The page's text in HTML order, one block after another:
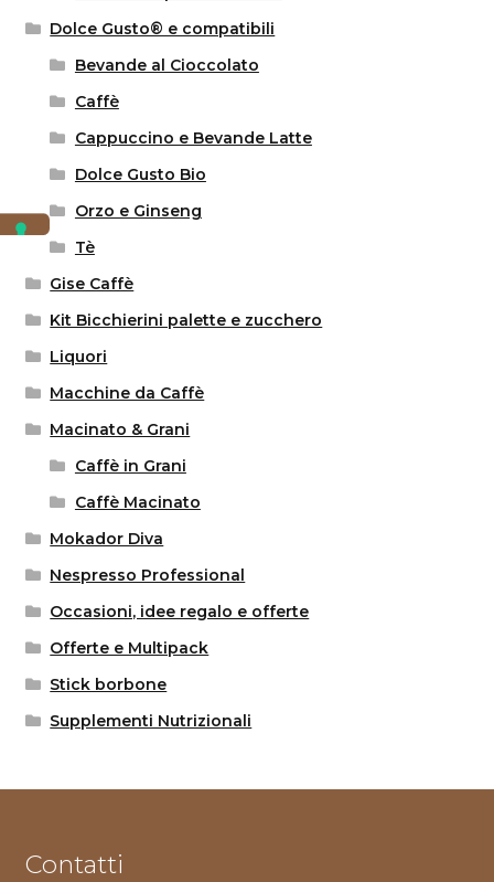
Dolce Gusto® e compatibili
Bevande al Cioccolato
Caffè
Cappuccino e Bevande Latte
Dolce Gusto Bio
Orzo e Ginseng
Tè
Gise Caffè
Kit Bicchierini palette e zucchero
Liquori
Macchine da Caffè
Macinato & Grani
Caffè in Grani
Caffè Macinato
Mokador Diva
Nespresso Professional
Occasioni, idee regalo e offerte
Offerte e Multipack
Stick borbone
Supplementi Nutrizionali
Contatti